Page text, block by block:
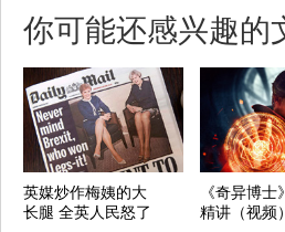
你可能还感兴趣的
英媒炒作梅姨的大
长腿 全英人民怒了
《奇异博士
精讲（视频）